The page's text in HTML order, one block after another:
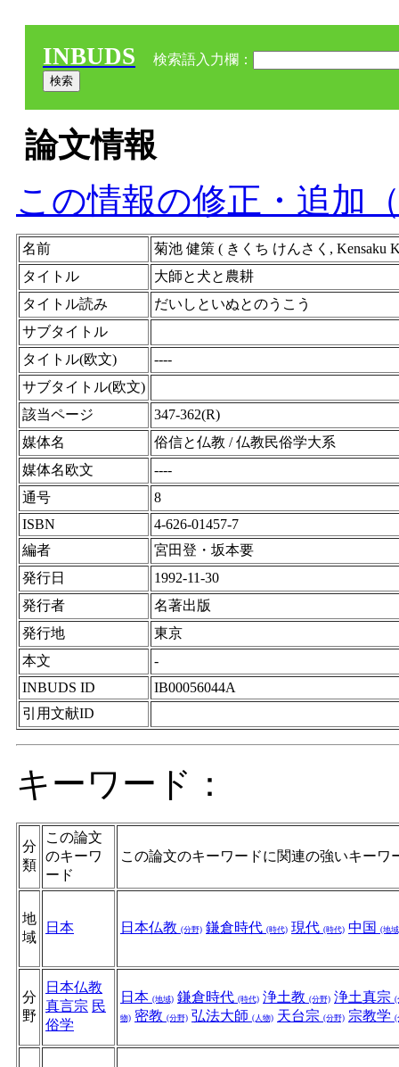
INBUDS 検索語入力欄：
論文情報
この情報の修正・追加
名前
菊池 健策 ( きくち けんさく, Kensaku
タイトル
大師と犬と農耕
タイトル読み
だいしといぬとのうこう
サブタイトル
タイトル(欧文)
----
サブタイトル(欧文)
該当ページ
347-362(R)
媒体名
俗信と仏教 / 仏教民俗学大系
媒体名欧文
----
通号
8
ISBN
4-626-01457-7
編者
宮田登・坂本要
発行日
1992-11-30
発行者
名著出版
発行地
東京
本文
-
INBUDS ID
IB00056044A
引用文献ID
キーワード：
分
類
この論文
のキーワ
ード
この論文のキーワードに関連の強いキーワ
地
域
日本 日本仏教 (分野) 鎌倉時代 (時代) 現代 (時代) 中国 (地
分
野
日本仏教
真言宗 民
俗学
日本 (地域) 鎌倉時代 (時代) 浄土教 (分野) 浄土真宗 (
物) 密教 (分野) 弘法大師 (人物) 天台宗 (分野) 宗教学 (